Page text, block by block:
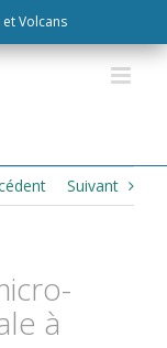
Volcans
Suivant
à